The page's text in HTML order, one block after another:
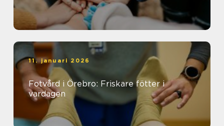
11. januari 2026
Fotvård i Örebro: Friskare fötter i
vardagen